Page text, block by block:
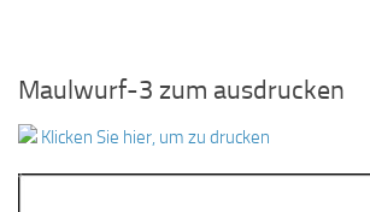
Maulwurf-3 zum ausdrucken
Klicken Sie hier, um zu drucken